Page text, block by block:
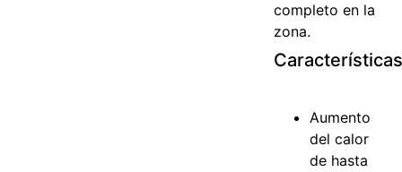
completo en la
zona.
Aumento
del calor
de hasta